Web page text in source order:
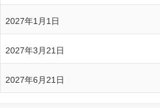
2027年1月1日
2027年3月21日
2027年6月21日